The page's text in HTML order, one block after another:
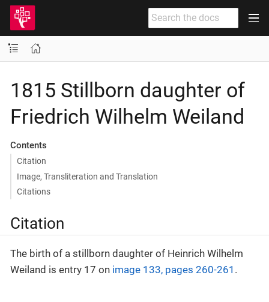
1815 Stillborn daughter of
Friedrich Wilhelm Weiland
Contents
Citation
Image, Transliteration and Translation
Citations
Citation
The birth of a stillborn daughter of Heinrich Wilhelm
Weiland is entry 17 on image 133, pages 260-261 .